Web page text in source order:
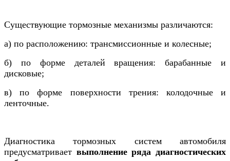
Существующие тормозные механизмы различаются:
а) по расположению: трансмиссионные и колесные;
б) по форме деталей вращения: барабанные и
дисковые;
в) по форме поверхности трения: колодочные и
ленточные.
Диагностика тормозных систем автомобиля
предусматривает выполнение ряда диагностических